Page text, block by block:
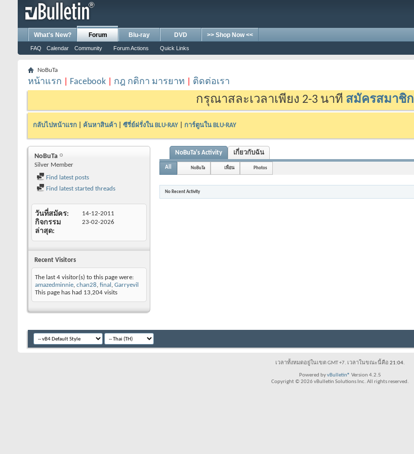
What's New? Forum
FAQ Calendar Community Forum Actions Quick Links
Blu-ray DVD >> Shop Now <<
NoBuTa
หน้าแรก Facebook กฎ กติกา มารยาท ติดต่อเรา
กรุณาสละเวลาเพียง 2-3 นาที สมัครสมาชิก
กลับไปหน้าแรก ค้นหาสินค้า ซีรี่ย์ฝรั่งใน BLU-RAY การ์ตูนใน BLU-RAY
NoBuTa
Silver Member
Find latest posts
Find latest started threads
วันที่สมัคร 14-12-2011
กิจกรรม
ล่าสุด
23-02-2026
Recent Visitors
The last 4 visitor(s) to this page were:
amazedminnie, chan28, final , Garryevil
This page has had 13,204 visits
NoBuTa's Activity เกี่ยวกับฉัน
All NoBuTa เพื่อน Photos
No Recent Activity
เวลาทั้งหมดอยู่ในเขต GMT +7. เวลาในขณะนี้คือ 21:04.
Powered byvBulletin® Version 4.2.5
Copyright © 2026 vBulletin Solutions Inc. All rights reserved.